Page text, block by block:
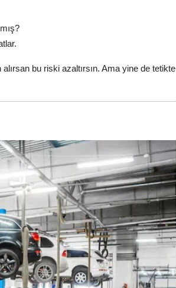
bu riski azaltırsın. Ama yine de tetikte